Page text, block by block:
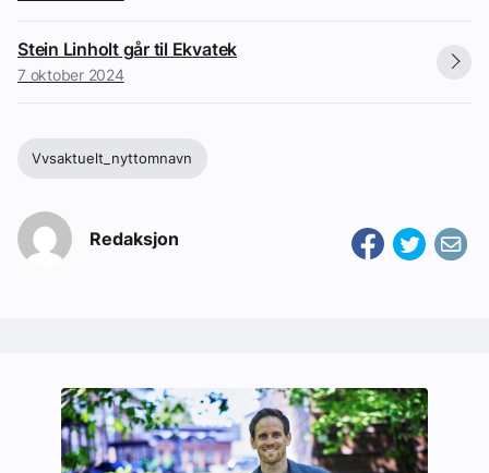
Stein Linholt går til Ekvatek
7 oktober 2024
Vvsaktuelt_nyttomnavn
Redaksjon